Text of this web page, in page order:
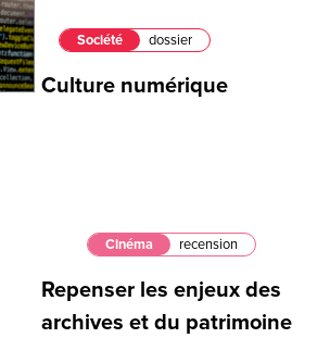
Société dossier
Culture numérique
Cinéma recension
Repenser les enjeux des
archives et du patrimoine